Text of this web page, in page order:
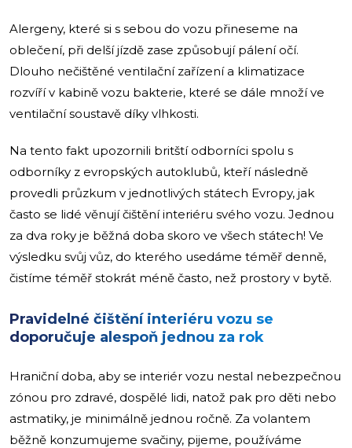
Alergeny, které si s sebou do vozu přineseme na
oblečení, při delší jízdě zase způsobují pálení očí.
Dlouho nečištěné ventilační zařízení a klimatizace
rozvíří v kabině vozu bakterie, které se dále množí ve
ventilační soustavě díky vlhkosti.
Na tento fakt upozornili britští odborníci spolu s
odborníky z evropských autoklubů, kteří následně
provedli průzkum v jednotlivých státech Evropy, jak
často se lidé věnují čištění interiéru svého vozu. Jednou
za dva roky je běžná doba skoro ve všech státech! Ve
výsledku svůj vůz, do kterého usedáme téměř denně,
čistíme téměř stokrát méně často, než prostory v bytě.
Pravidelné čištění interiéru vozu se
doporučuje alespoň jednou za rok
Hraniční doba, aby se interiér vozu nestal nebezpečnou
zónou pro zdravé, dospělé lidi, natož pak pro děti nebo
astmatiky, je minimálně jednou ročně. Za volantem
běžně konzumujeme svačiny, pijeme, používáme